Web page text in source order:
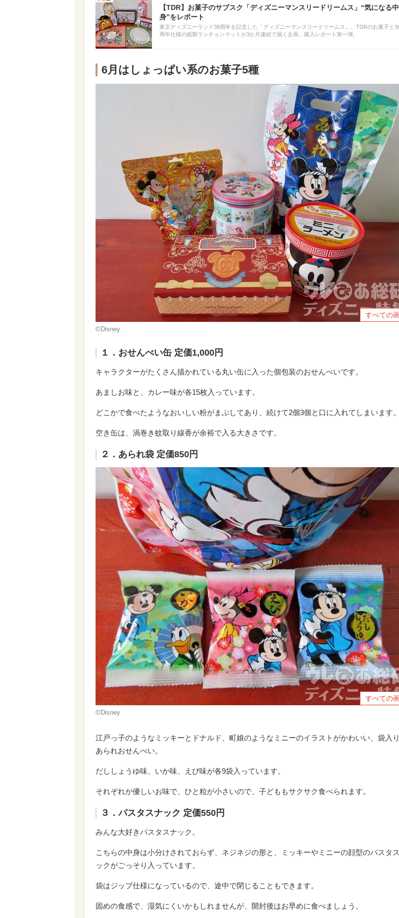
【TDR】お菓子のサブスク「ディズニーマンスリードリームス」“気になる中
身”をレポート
東京ディズニーランド38周年を記念した「ディズニーマンスリードリームス」。TDRのお菓子と
周年仕様の紙製ランチョンマットが3か月連続で届く企画。購入レポート第一弾。
6月はしょっぱい系のお菓子5種
すべての
©Disney
１．おせんべい缶 定価1,000円
キャラクターがたくさん描かれている丸い缶に入った個包装のおせんべいです。
あましお味と、カレー味が各15枚入っています。
どこかで食べたようなおいしい粉がまぶしてあり、続けて2個3個と口に入れてしまいます。
空き缶は、渦巻き蚊取り線香が余裕で入る大きさです。
２．あられ袋 定価850円
すべての
©Disney
江戸っ子のようなミッキーとドナルド、町娘のようなミニーのイラストがかわいい、袋入
あられおせんべい。
だししょうゆ味、いか味、えび味が各9袋入っています。
それぞれが優しいお味で、ひと粒が小さいので、子どももサクサク食べられます。
３．パスタスナック 定価550円
みんな大好きパスタスナック。
こちらの中身は小分けされておらず、ネジネジの形と、ミッキーやミニーの顔型のパスタ
ックがごっそり入っています。
袋はジップ仕様になっているので、途中で閉じることもできます。
固めの食感で、湿気にくいかもしれませんが、開封後はお早めに食べましょう。